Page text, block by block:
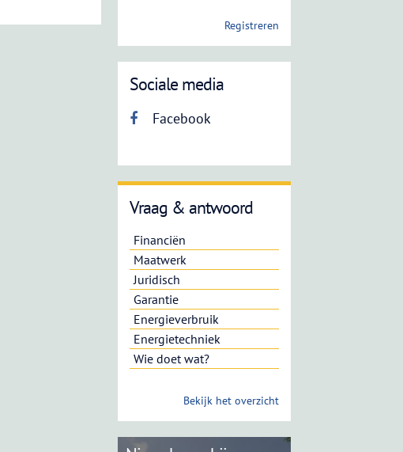
Registreren
Sociale media
Facebook
Vraag & antwoord
Financiën
Maatwerk
Juridisch
Garantie
Energieverbruik
Energietechniek
Wie doet wat?
Bekijk het overzicht